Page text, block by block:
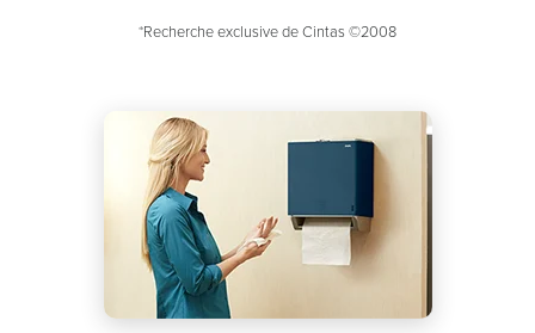
*Recherche exclusive de Cintas ©2008